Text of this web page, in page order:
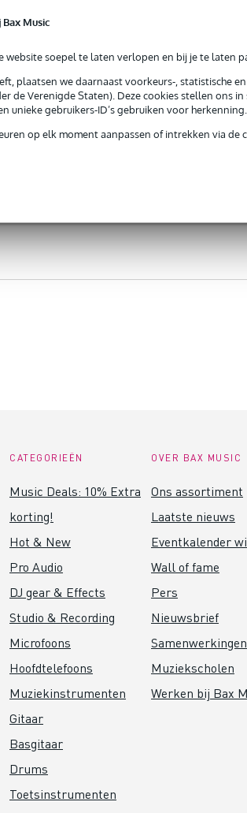
Music
website soepel te laten verlopen en bij je te laten
plaatsen we daarnaast voorkeurs-, statistische
de Verenigde Staten). Deze cookies stellen ons
unieke gebruikers-ID’s gebruiken voor
op elk moment aanpassen of intrekken via
CATEGORIEËN
Music Deals: 10% Extra
korting!
Hot & New
Pro Audio
DJ gear & Effects
Studio & Recording
Microfoons
Hoofdtelefoons
Muziekinstrumenten
Gitaar
Basgitaar
Drums
Toetsinstrumenten
OVER BAX MUSIC
Ons assortiment
Laatste nieuws
Eventkalender
Wall of fame
Pers
Nieuwsbrief
Samenwerkingen
Muziekscholen
Werken bij Bax